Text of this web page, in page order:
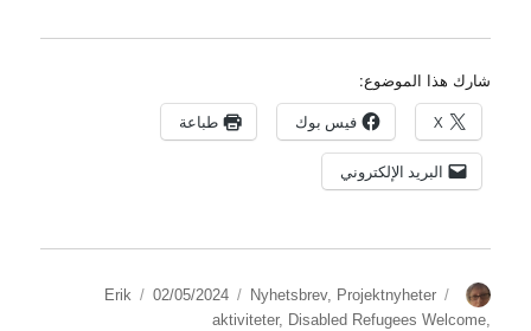
شارك هذا الموضوع:
X فيس بوك طباعة
البريد الإلكتروني
الكاتب Erik
نُشرت 02/05/2024
التصنيفات Nyhetsbrev, Projektnyheter
الوسوم
aktiviteter, Disabled Refugees Welcome,